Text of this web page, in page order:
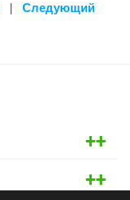
| Следующий
+
+
+
+